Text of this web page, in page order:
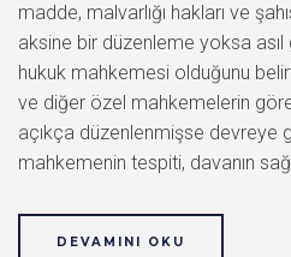
madde, malvarlığı hakları ve
aksine bir düzenleme yoksa
hukuk mahkemesi olduğunu
ve diğer özel mahkemelerin
açıkça düzenlenmişse devreye
mahkemenin tespiti, davanın
DEVAMINI OKU